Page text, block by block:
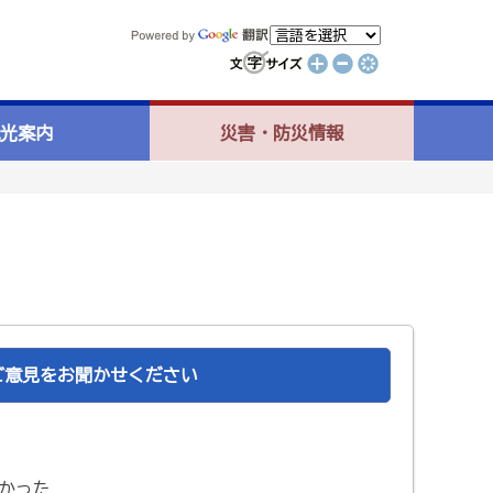
案内 災害・防災情報
見をお聞かせください
った